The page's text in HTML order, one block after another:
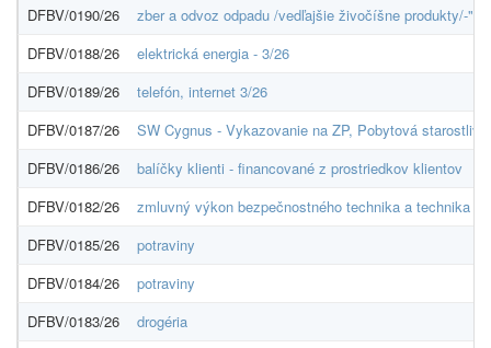
DFBV/0190/26
zber a odvoz odpadu /vedľajšie živočíšne produkty/-
DFBV/0188/26
elektrická energia - 3/26
DFBV/0189/26
telefón, internet 3/26
DFBV/0187/26
SW Cygnus - Vykazovanie na ZP, Pobytová
DFBV/0186/26
balíčky klienti - financované z prostriedkov klientov
DFBV/0182/26
zmluvný výkon bezpečnostného technika a technika
DFBV/0185/26
potraviny
DFBV/0184/26
potraviny
DFBV/0183/26
drogéria